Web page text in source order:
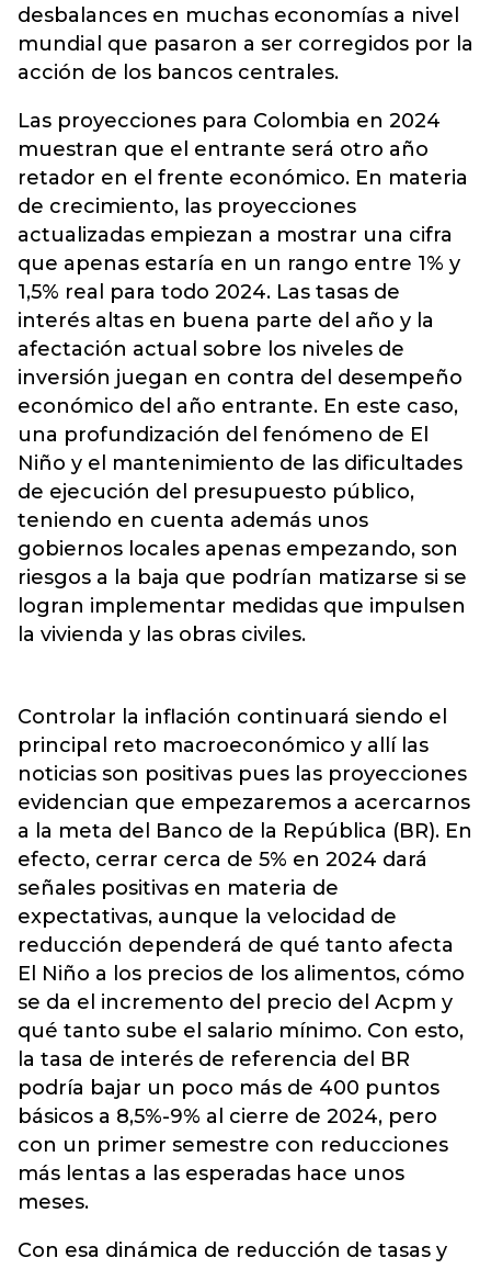
desbalances en muchas economías a nivel
mundial que pasaron a ser corregidos por la
acción de los bancos centrales.
Las proyecciones para Colombia en 2024
muestran que el entrante será otro año
retador en el frente económico. En materia
de crecimiento, las proyecciones
actualizadas empiezan a mostrar una cifra
que apenas estaría en un rango entre 1% y
1,5% real para todo 2024. Las tasas de
interés altas en buena parte del año y la
afectación actual sobre los niveles de
inversión juegan en contra del desempeño
económico del año entrante. En este caso,
una profundización del fenómeno de El
Niño y el mantenimiento de las dificultades
de ejecución del presupuesto público,
teniendo en cuenta además unos
gobiernos locales apenas empezando, son
riesgos a la baja que podrían matizarse si se
logran implementar medidas que impulsen
la vivienda y las obras civiles.
Controlar la inflación continuará siendo el
principal reto macroeconómico y allí las
noticias son positivas pues las proyecciones
evidencian que empezaremos a acercarnos
a la meta del Banco de la República (BR). En
efecto, cerrar cerca de 5% en 2024 dará
señales positivas en materia de
expectativas, aunque la velocidad de
reducción dependerá de qué tanto afecta
El Niño a los precios de los alimentos, cómo
se da el incremento del precio del Acpm y
qué tanto sube el salario mínimo. Con esto,
la tasa de interés de referencia del BR
podría bajar un poco más de 400 puntos
básicos a 8,5%-9% al cierre de 2024, pero
con un primer semestre con reducciones
más lentas a las esperadas hace unos
meses.
Con esa dinámica de reducción de tasas y